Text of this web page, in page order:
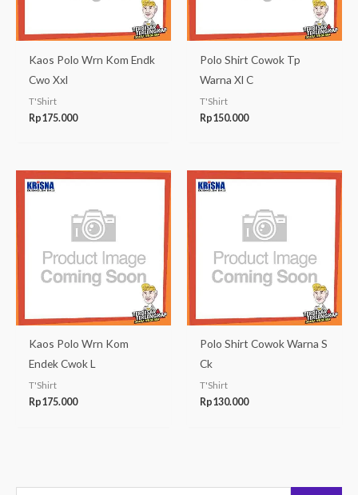
Kaos Polo Wrn Kom Endk
Cwo Xxl
T'Shirt
Rp175.000
Polo Shirt Cowok Tp
Warna Xl C
T'Shirt
Rp150.000
Kaos Polo Wrn Kom
Endek Cwok L
T'Shirt
Rp175.000
Polo Shirt Cowok Warna S
Ck
T'Shirt
Rp130.000